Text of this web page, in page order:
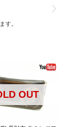
す。
OUT